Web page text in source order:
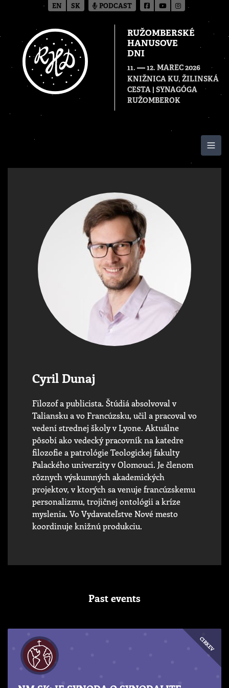
RUŽOMBERSKÉ
HANUSOVE
DNI
11. — 12. MAREC 2026
KNIŽNICA KU, ŽILINSKÁ
CESTA | SYNAGÓGA
RUŽOMBEROK
Cyril Dunaj
Filozof a publicista. Štúdiá absolvoval v
Taliansku a vo Francúzsku, učil a pracoval vo
vedení strednej školy v Lyone. Aktuálne
pôsobí ako vedecký pracovník na katedre
filozofie a patrológie Teologickej fakulty
Palackého univerzity v Olomouci. Je členom
rôznych výskumných akademických
projektov, v ktorých sa venuje francúzskemu
personalizmu, trojičnej ontológii a kríze
myslenia. Vo Vydavateľstve Nové mesto
koordinuje knižnú produkciu.
Past events
CIRKEV
EN SK PODCAST